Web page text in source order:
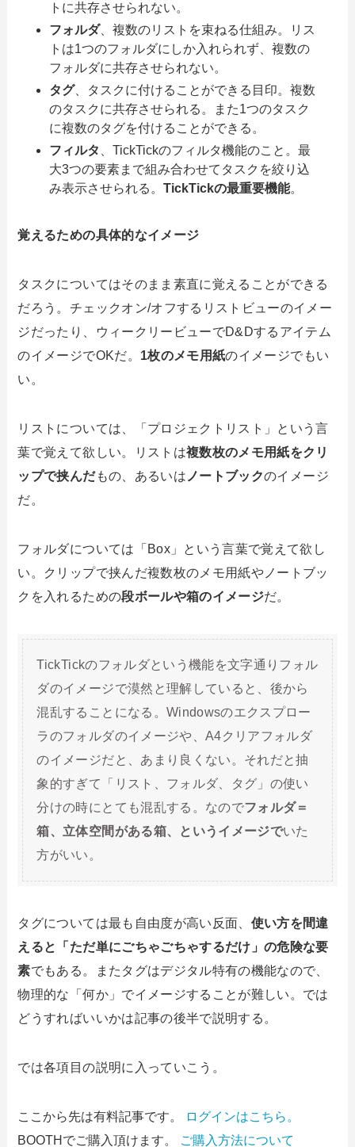
トに共存させられない。
フォルダ、複数のリストを束ねる仕組み。リス
トは1つのフォルダにしか入れられず、複数の
フォルダに共存させられない。
タグ、タスクに付けることができる目印。複数
のタスクに共存させられる。また1つのタスク
に複数のタグを付けることができる。
フィルタ 、TickTickのフィルタ機能のこと。最
大3つの要素まで組み合わせてタスクを絞り込
み表示させられる。TickTickの最重要機能。
覚えるための具体的なイメージ
タスクについてはそのまま素直に覚えることができる
だろう。チェックオン/オフするリストビューのイメー
ジだったり、ウィークリービューでD&Dするアイテム
のイメージでOKだ。 1枚のメモ用紙のイメージでもい
い。
リストについては、「プロジェクトリスト」という言
葉で覚えて欲しい。リストは複数枚のメモ用紙をクリ
ップで挟んだもの、あるいはノートブックのイメージ
だ。
フォルダについては「Box」という言葉で覚えて欲し
い。クリップで挟んだ複数枚のメモ用紙やノートブッ
クを入れるための段ボールや箱のイメージだ。
TickTickのフォルダという機能を文字通りフォル
ダのイメージで漠然と理解していると、後から
混乱することになる。Windowsのエクスプロー
ラのフォルダのイメージや、A4クリアフォルダ
のイメージだと、あまり良くない。それだと抽
象的すぎて「リスト、フォルダ、タグ」の使い
分けの時にとても混乱する。なのでフォルダ＝
箱、立体空間がある箱、というイメージでいた
方がいい。
タグについては最も自由度が高い反面、 使い方を間違
えると「ただ単にごちゃごちゃするだけ」の危険な要
素でもある。またタグはデジタル特有の機能なので、
物理的な「何か」でイメージすることが難しい。では
どうすればいいかは記事の後半で説明する。
では各項目の説明に入っていこう。
ここから先は有料記事です。
ログインはこちら。
BOOTHでご購入頂けます。 ご購入方法について